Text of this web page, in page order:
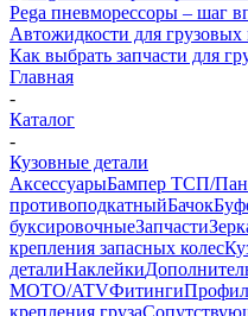
Pega пневморессоры – шаг
Автожидкости для
Как выбрать запчасти для
Главная
-
Каталог
-
Кузовные детали
АксессуарыБампер ТСП/
противоподкатныйБачок
буксировочныеЗапчасти
крепления запасных колес
деталиНаклейки
MOTO/ATVФитинги
крепления груза